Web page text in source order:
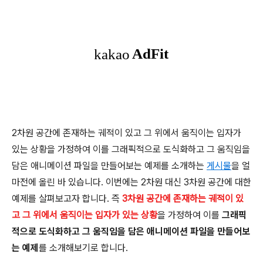
2차원 공간에 존재하는 궤적이 있고 그 위에서 움직이는 입자가
있는 상황을 가정하여 이를 그래픽적으로 도식화하고 그 움직임을
담은 애니메이션 파일을 만들어보는 예제를 소개하는 게시물을 얼
마전에 올린 바 있습니다. 이번에는 2차원 대신 3차원 공간에 대한
예제를 살펴보고자 합니다. 즉 3차원 공간에 존재하는 궤적이 있
고 그 위에서 움직이는 입자가 있는 상황을 가정하여 이를 그래픽
적으로 도식화하고 그 움직임을 담은 애니메이션 파일을 만들어보
는 예제 를 소개해보기로 합니다.